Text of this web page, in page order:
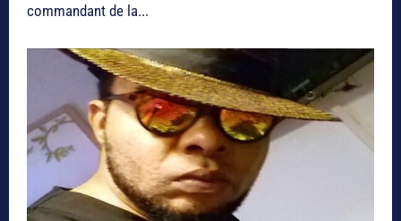
commandant de la...